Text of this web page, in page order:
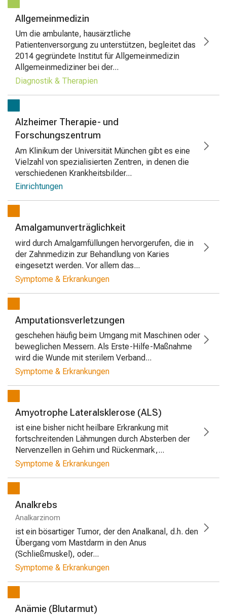
Allgemeinmedizin
Um die ambulante, hausärztliche
Patientenversorgung zu unterstützen, begleitet das
2014 gegründete Institut für Allgemeinmedizin
Allgemeinmediziner bei der...
Diagnostik & Therapien
Alzheimer Therapie- und
Forschungszentrum
Am Klinikum der Universität München gibt es eine
Vielzahl von spezialisierten Zentren, in denen die
verschiedenen Krankheitsbilder...
Einrichtungen
Amalgamunverträglichkeit
wird durch Amalgamfüllungen hervorgerufen, die in
der Zahnmedizin zur Behandlung von Karies
eingesetzt werden. Vor allem das...
Symptome & Erkrankungen
Amputationsverletzungen
geschehen häufig beim Umgang mit Maschinen oder
beweglichen Messern. Als Erste-Hilfe-Maßnahme
wird die Wunde mit sterilem Verband...
Symptome & Erkrankungen
Amyotrophe Lateralsklerose (ALS)
ist eine bisher nicht heilbare Erkrankung mit
fortschreitenden Lähmungen durch Absterben der
Nervenzellen in Gehirn und Rückenmark,...
Symptome & Erkrankungen
Analkrebs
Analkarzinom
ist ein bösartiger Tumor, der den Analkanal, d.h. den
Übergang vom Mastdarm in den Anus
(Schließmuskel), oder...
Symptome & Erkrankungen
Anämie (Blutarmut)